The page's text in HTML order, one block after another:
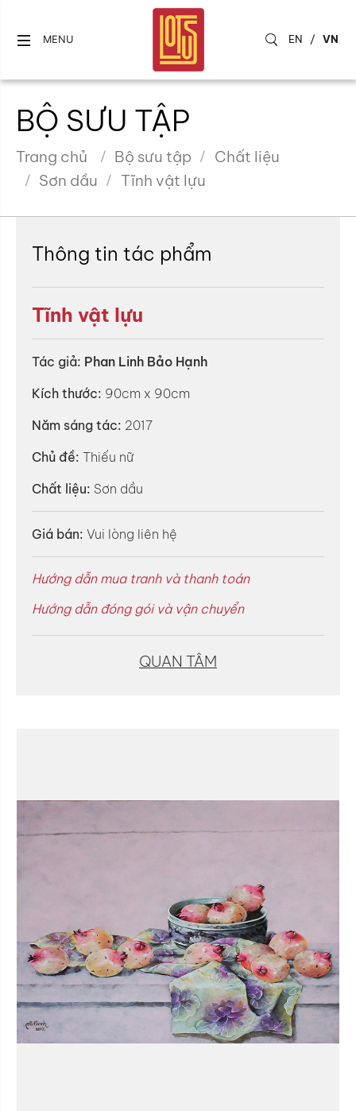
MENU EN / VN
BỘ SƯU TẬP
Trang chủ Bộ sưu tập
Chất liệu
Sơn dầu
Tĩnh vật lựu
Thông tin tác phẩm
Tĩnh vật lựu
Tác giả: Phan Linh Bảo Hạnh
Kích thước: 90cm x 90cm
Năm sáng tác: 2017
Chủ đề: Thiếu nữ
Chất liệu: Sơn dầu
Giá bán: Vui lòng liên hệ
Hướng dẫn mua tranh và thanh toán
Hướng dẫn đóng gói và vận chuyển
QUAN TÂM